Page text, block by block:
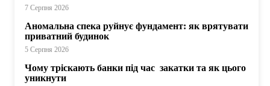
7 Серпня 2026
Аномальна спека руйнує фундамент: як врятувати
приватний будинок
5 Серпня 2026
Чому тріскають банки під час закатки та як цього
уникнути